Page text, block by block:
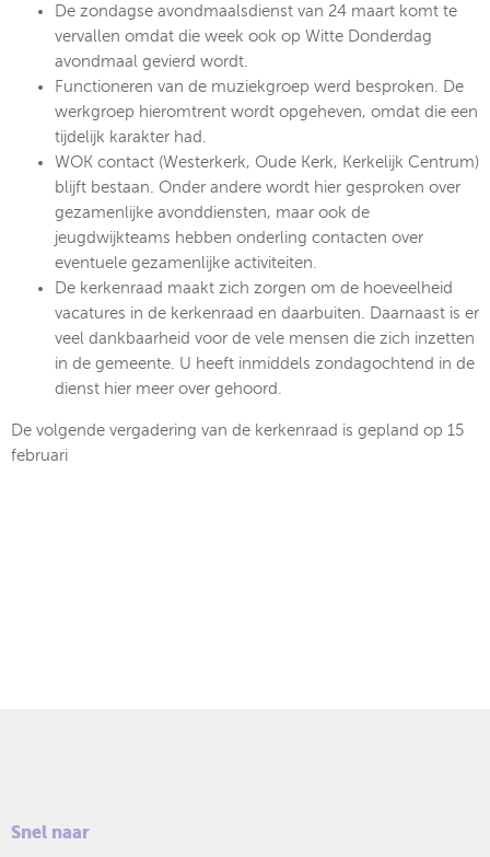
De zondagse avondmaalsdienst van 24 maart komt te
vervallen omdat die week ook op Witte Donderdag
avondmaal gevierd wordt.
Functioneren van de muziekgroep werd besproken. De
werkgroep hieromtrent wordt opgeheven, omdat die een
tijdelijk karakter had.
WOK contact (Westerkerk, Oude Kerk, Kerkelijk Centrum)
blijft bestaan. Onder andere wordt hier gesproken over
gezamenlijke avonddiensten, maar ook de
jeugdwijkteams hebben onderling contacten over
eventuele gezamenlijke activiteiten.
De kerkenraad maakt zich zorgen om de hoeveelheid
vacatures in de kerkenraad en daarbuiten. Daarnaast is er
veel dankbaarheid voor de vele mensen die zich inzetten
in de gemeente. U heeft inmiddels zondagochtend in de
dienst hier meer over gehoord.
De volgende vergadering van de kerkenraad is gepland op 15
februari
Snel naar